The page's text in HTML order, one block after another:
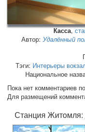
Касса,
Автор: Удалённый
Тэги: Интерьеры
Национальное
Пока нет комментариев
Для размещений
Станция Житомля: